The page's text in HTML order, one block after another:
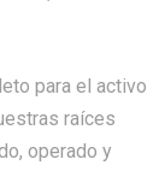
para el activo
raíces
operado y